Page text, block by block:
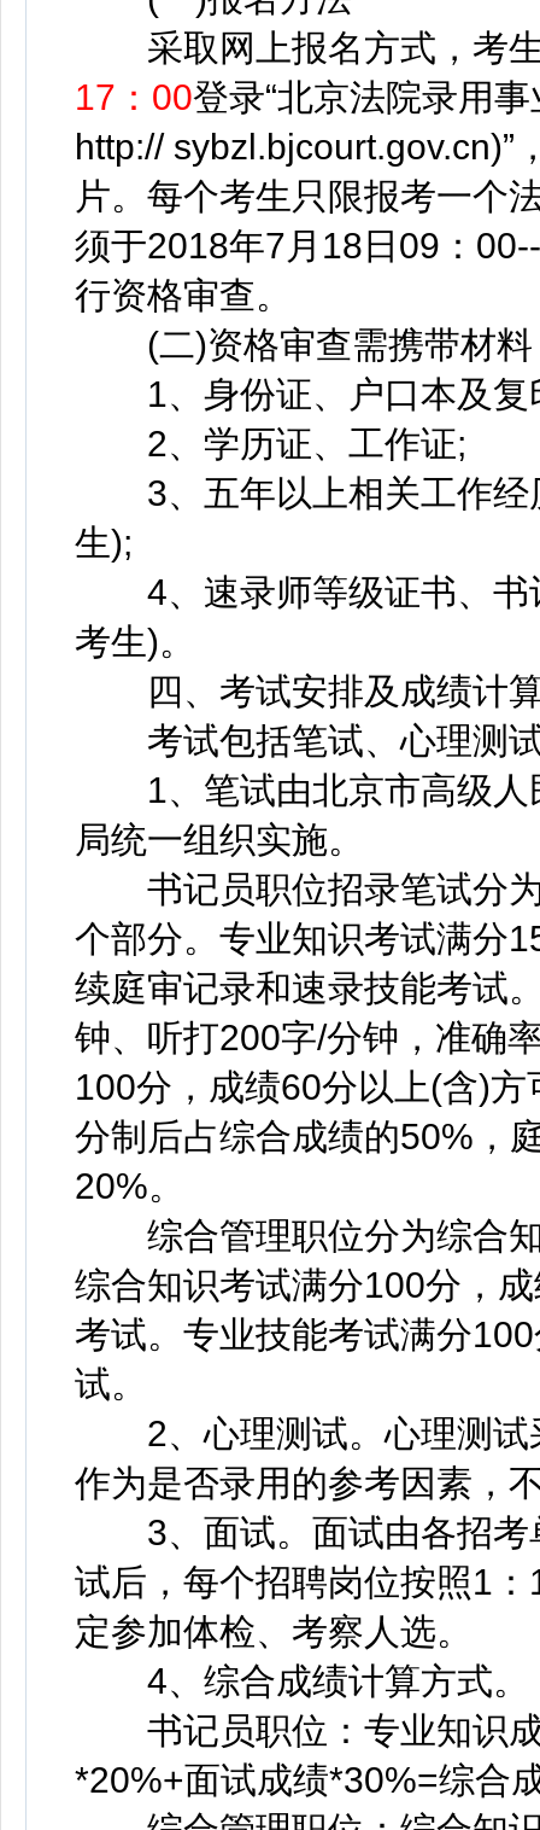
采取网上报名方式，考
17：00登录“北京法院录用
http:// sybzl.bjcourt.gov.cn)”
片。每个考生只限报考一个
须于2018年7月18日09：
行资格审查。
(二)资格审查需携带材料
1、身份证、户口本及复
2、学历证、工作证;
3、五年以上相关工作经
生);
4、速录师等级证书、书
考生)。
四、考试安排及成绩计
考试包括笔试、心理测
1、笔试由北京市高级人
局统一组织实施。
书记员职位招录笔试分为
个部分。专业知识考试满分
续庭审记录和速录技能考试
钟、听打200字/分钟，准确
100分，成绩60分以上(含)
分制后占综合成绩的50%，
20%。
综合管理职位分为综合知
综合知识考试满分100分，
考试。专业技能考试满分
试。
2、心理测试。心理测试
作为是否录用的参考因素，
3、面试。面试由各招考
试后，每个招聘岗位按照1
定参加体检、考察人选。
4、综合成绩计算方式。
书记员职位：专业知识成
*20%+面试成绩*30%=综合